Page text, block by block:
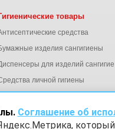
товары
средства
изделия сангигиены
для изделий
личной гигиены
Соглашение об